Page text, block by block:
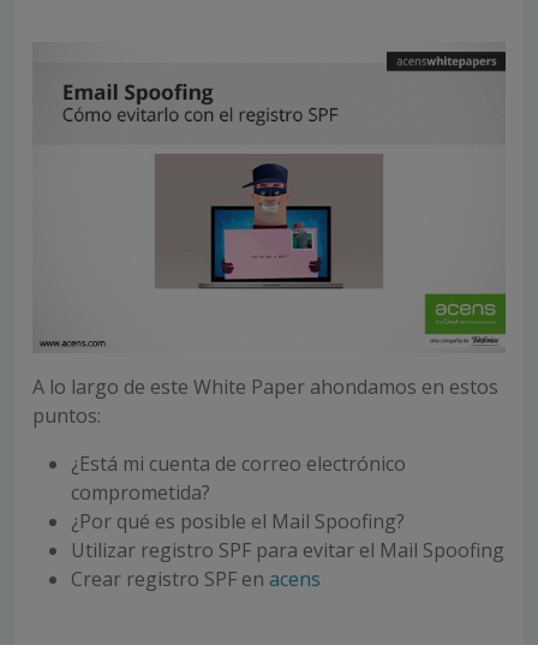
A lo largo de este White Paper ahondamos en estos
puntos:
¿Está mi cuenta de correo electrónico
comprometida?
¿Por qué es posible el Mail Spoofing?
Utilizar registro SPF para evitar el Mail Spoofing
Crear registro SPF en acens